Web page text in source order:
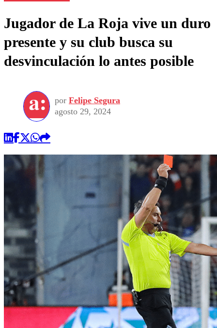
Jugador de La Roja vive un duro
presente y su club busca su
desvinculación lo antes posible
por Felipe Segura
agosto 29, 2024